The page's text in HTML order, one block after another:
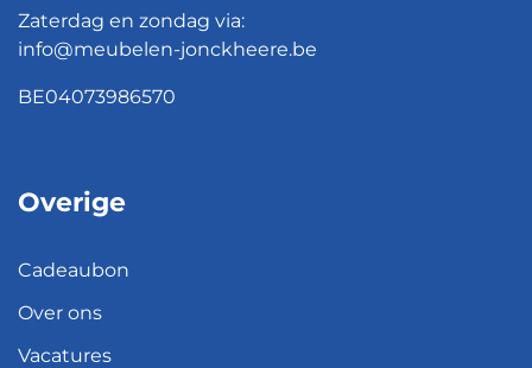
Zaterdag en zondag via:
info@meubelen-jonckheere.be
BE04073986570
Overige
Cadeaubon
Over ons
Vacatures